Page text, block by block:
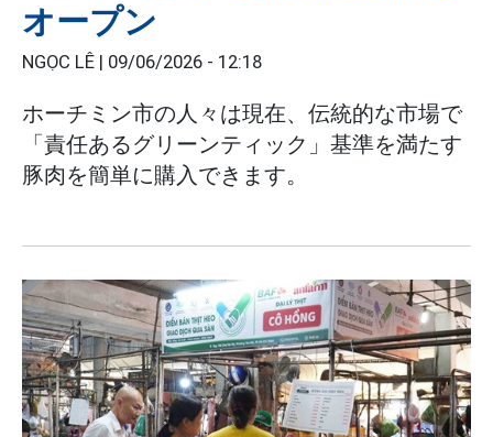
オープン
NGỌC LÊ | 09/06/2026 - 12:18
ホーチミン市の人々は現在、伝統的な市場で
「責任あるグリーンティック」基準を満たす
豚肉を簡単に購入できます。